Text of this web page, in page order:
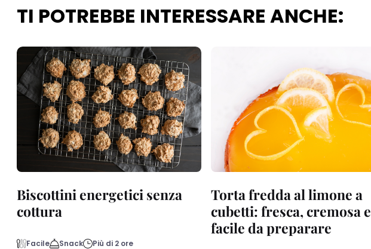
TI POTREBBE INTERESSARE ANCHE:
Biscottini energetici senza
cottura
Facile Snack Più di 2 ore
Torta fredda al limone a
cubetti: fresca, cremosa e
facile da preparare